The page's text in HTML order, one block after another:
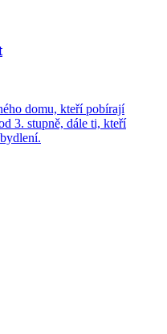
domu, kteří pobírají
3. stupně, dále ti, kteří